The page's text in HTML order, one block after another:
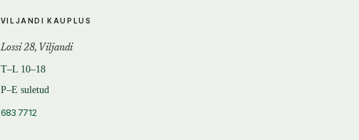
VILJANDI KAUPLUS
Lossi 28, Viljandi
T–L 10–18
P–E suletud
683 7712